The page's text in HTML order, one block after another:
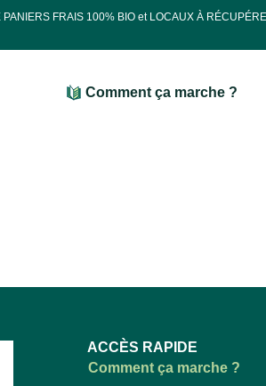
FRAIS 100% BIO et LOCAUX À
Comment ça marche ?
ACCÈS RAPIDE
Comment ça marche ?